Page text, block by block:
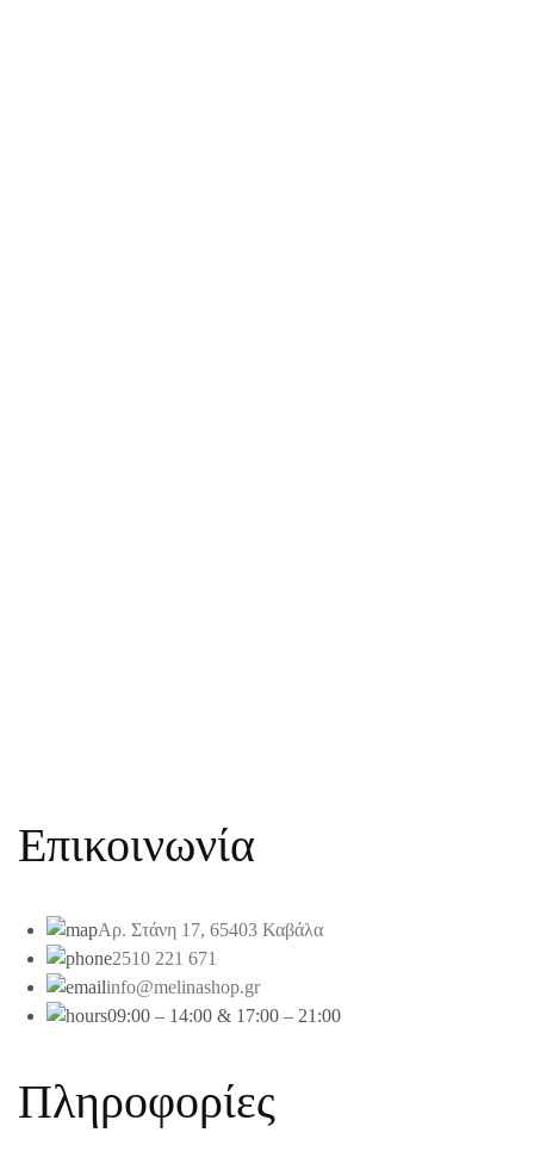
Επικοινωνία
Αρ. Στάνη 17, 65403 Καβάλα
2510 221 671
info@melinashop.gr
09:00 – 14:00 & 17:00 – 21:00
Πληροφορίες